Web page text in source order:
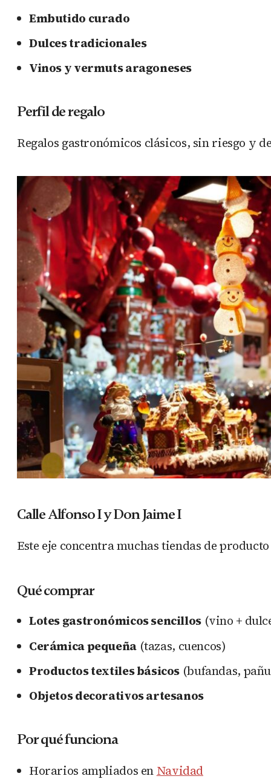
Embutido curado
Dulces tradicionales
Vinos y vermuts aragoneses
Perfil de regalo
Regalos gastronómicos clásicos, sin riesgo y
Calle Alfonso I y Don Jaime I
Este eje concentra muchas tiendas de
Qué comprar
Lotes gastronómicos sencillos(vino +
Cerámica pequeña(tazas, cuencos)
Productos textiles básicos (bufandas,
Objetos decorativos artesanos
Por qué funciona
Horarios ampliados en Navidad